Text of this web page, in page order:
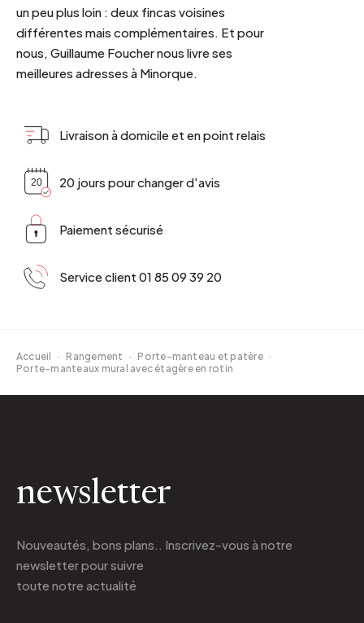
un peu plus loin : deux fincas voisines
différentes mais complémentaires. Et pour
nous, Guillaume Foucher nous livre ses
meilleures adresses à Minorque.
Livraison à domicile et en point relais
20 jours pour changer d'avis
Paiement sécurisé
Service client 01 85 09 39 20
Accueil · Rangement · Porte-manteau et patère ·
Porte-manteaux mural avec étagère en rotin
newsletter
Nouveautés, bons plans.. Inscrivez-vous à notre
newsletterpour suivre
toute notre actualité